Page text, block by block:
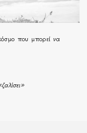
που μπορεί να